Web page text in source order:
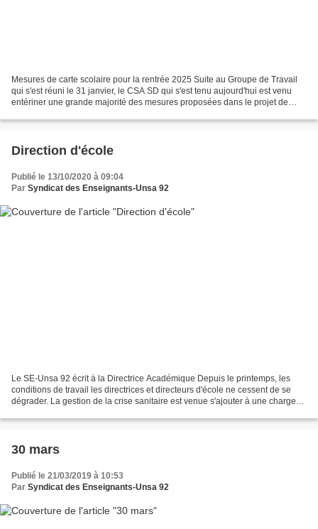
Mesures de carte scolaire pour la rentrée 2025 Suite au Groupe de Travail
qui s'est réuni le 31 janvier, le CSA SD qui s'est tenu aujourd'hui est venu
entériner une grande majorité des mesures proposées dans le projet de
Direction d'école
Publié le 13/10/2020 à 09:04
Par Syndicat des Enseignants-Unsa 92
Le SE-Unsa 92 écrit à la Directrice Académique Depuis le printemps, les
conditions de travail les directrices et directeurs d'école ne cessent de se
dégrader. La gestion de la crise sanitaire est venue s'ajouter à une charge
30 mars
Publié le 21/03/2019 à 10:53
Par Syndicat des Enseignants-Unsa 92